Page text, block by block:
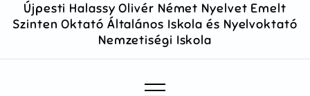
Újpesti Halassy Olivér Német Nyelvet Emelt
Szinten Oktató Általános Iskola és Nyelvoktató
Nemzetiségi Iskola